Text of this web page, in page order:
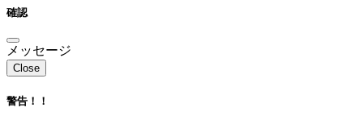
確認
メッセージ
Close
警告！！